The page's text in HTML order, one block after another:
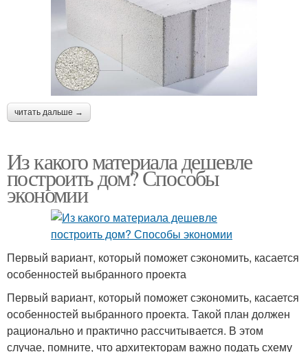
читать дальше →
Из какого материала дешевле
построить дом? Способы
экономии
Первый вариант, который поможет сэкономить, касается
особенностей выбранного проекта
Первый вариант, который поможет сэкономить, касается
особенностей выбранного проекта. Такой план должен
рационально и практично рассчитывается. В этом
случае, помните, что архитекторам важно подать схему